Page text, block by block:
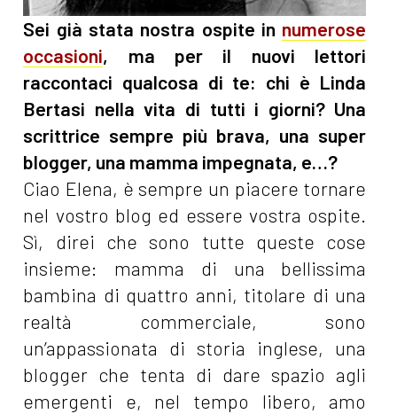
Sei già stata nostra ospite in numerose
occasioni, ma per il nuovi lettori
raccontaci qualcosa di te: chi è Linda
Bertasi nella vita di tutti i giorni? Una
scrittrice sempre più brava, una super
blogger, una mamma impegnata, e…?
Ciao Elena, è sempre un piacere tornare
nel vostro blog ed essere vostra ospite.
Sì, direi che sono tutte queste cose
insieme: mamma di una bellissima
bambina di quattro anni, titolare di una
realtà commerciale, sono
un’appassionata di storia inglese, una
blogger che tenta di dare spazio agli
emergenti e, nel tempo libero, amo